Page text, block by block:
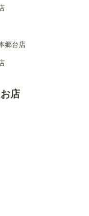
郷台店
店